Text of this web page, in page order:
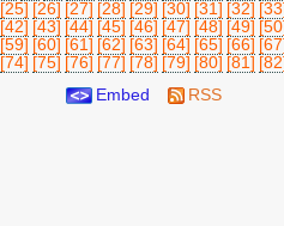
[25] [26] [27] [28] [29] [30] [31] [32]
[42] [43] [44] [45] [46] [47] [48] [49]
[59] [60] [61] [62] [63] [64] [65] [66]
[74] [75] [76] [77] [78] [79] [80] [81]
Embed
RSS